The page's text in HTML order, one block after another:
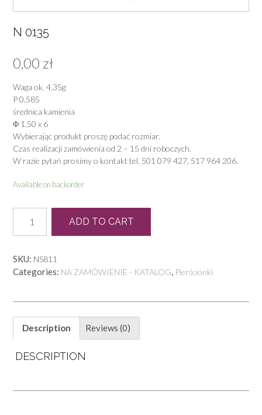
N 0135
0,00 zł
Waga ok. 4,35g
P 0,585
średnica kamienia
Φ 1,50 x 6
Wybierając produkt proszę podać rozmiar.
Czas realizacji zamówienia od 2 – 15 dni roboczych.
W razie pytań prosimy o kontakt tel. 501 079 427, 517 964 206.
Available on backorder
0135
quantity
ADD TO CART
SKU: NS811
Categories: NA ZAMÓWIENIE - KATALOG, Pierścionki
Description Reviews (0)
DESCRIPTION